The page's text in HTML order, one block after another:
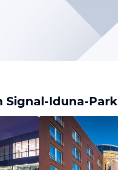
Signal-Iduna-Park